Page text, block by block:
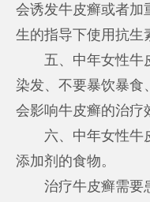
会诱发牛皮癣或者加
生的指导下使用抗生
五、中年女性牛
染发、不要暴饮暴食
会影响牛皮癣的治疗
六、中年女性牛
添加剂的食物。
治疗牛皮癣需要